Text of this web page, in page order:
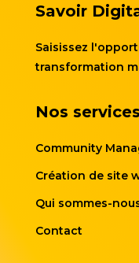
Savoir
Saisissez
transformation
Nos services
Community
Création de site
Qui sommes-
Contact